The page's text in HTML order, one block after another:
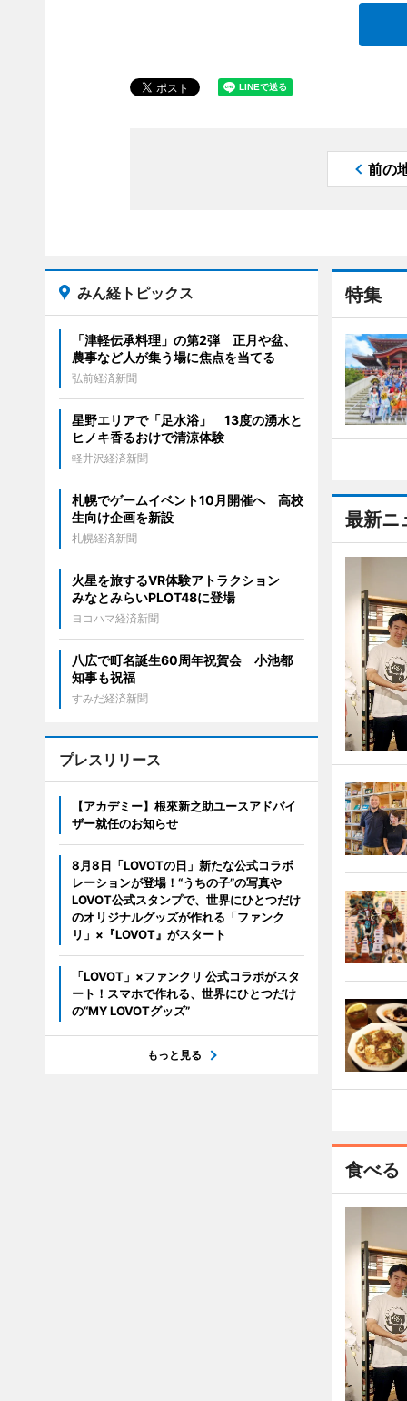
前の
特集
最新ニ
食べる
みん経トピックス
「津軽伝承料理」の第2弾 正月や盆、
農事など人が集う場に焦点を当てる
弘前経済新聞
星野エリアで「足水浴」 13度の湧水と
ヒノキ香るおけで清涼体験
軽井沢経済新聞
札幌でゲームイベント10月開催へ 高校
生向け企画を新設
札幌経済新聞
火星を旅するVR体験アトラクション
みなとみらいPLOT48に登場
ヨコハマ経済新聞
八広で町名誕生60周年祝賀会 小池都
知事も祝福
すみだ経済新聞
プレスリリース
【アカデミー】根來新之助ユースアドバイ
ザー就任のお知らせ
8月8日「LOVOTの日」新たな公式コラボ
レーションが登場！“うちの子”の写真や
LOVOT公式スタンプで、世界にひとつだけ
のオリジナルグッズが作れる「ファンク
リ」×『LOVOT』がスタート
「LOVOT」×ファンクリ 公式コラボがスタ
ート！スマホで作れる、世界にひとつだけ
の“MY LOVOTグッズ”
もっと見る